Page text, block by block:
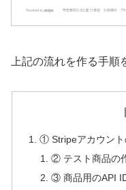
上記の流れを作る手順
① Stripeアカウント
② テスト商品の
③ 商品用のAPI